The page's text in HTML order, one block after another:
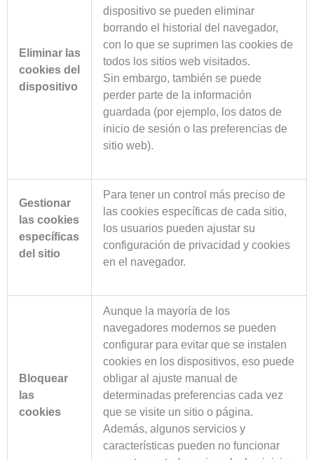
Eliminar las
cookies del
dispositivo
dispositivo se pueden eliminar
borrando el historial del navegador,
con lo que se suprimen las cookies de
todos los sitios web visitados.
Sin embargo, también se puede
perder parte de la información
guardada (por ejemplo, los datos de
inicio de sesión o las preferencias de
sitio web).
Gestionar
las cookies
específicas
del sitio
Para tener un control más preciso de
las cookies específicas de cada sitio,
los usuarios pueden ajustar su
configuración de privacidad y cookies
en el navegador.
Bloquear
las
cookies
Aunque la mayoría de los
navegadores modernos se pueden
configurar para evitar que se instalen
cookies en los dispositivos, eso puede
obligar al ajuste manual de
determinadas preferencias cada vez
que se visite un sitio o página.
Además, algunos servicios y
características pueden no funcionar